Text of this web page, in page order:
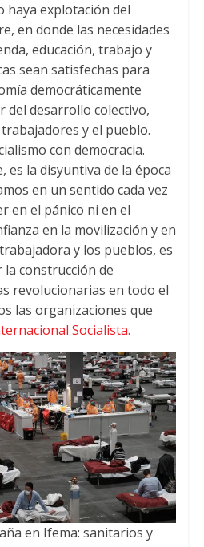
haya explotación del
en donde las necesidades
educación, trabajo y
sean satisfechas para
democráticamente
del desarrollo colectivo,
y el pueblo.
con democracia.
es la disyuntiva de la época
en un sentido cada vez
en el pánico ni en el
en la movilización y en
y los pueblos, es
construcción de
revolucionarias en todo el
las organizaciones que
Socialista.
en Ifema: sanitarios y